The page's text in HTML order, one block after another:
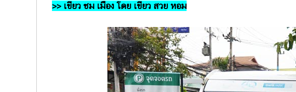
>> เขียว ชม เมือง โดย เขียว สวย หอม